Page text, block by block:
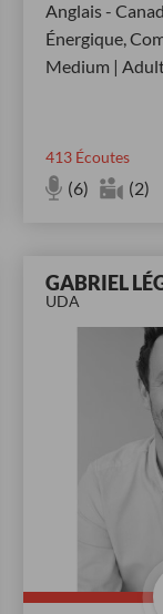
Anglais -
Énergique,
Medium |
413 Écoutes
(6) (2)
GABRIEL
UDA